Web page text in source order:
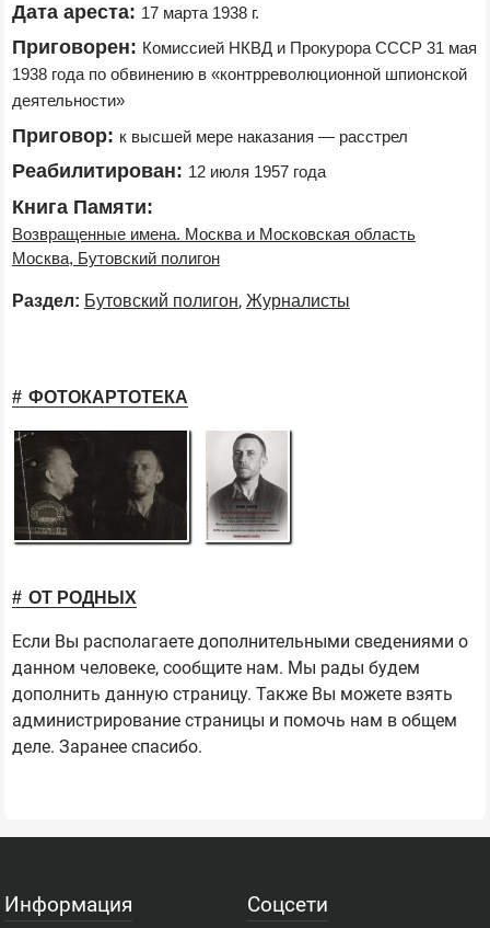
Дата ареста: 17 марта 1938 г.
Приговорен: Комиссией НКВД и Прокурора СССР 31 мая
1938 года по обвинению в «контрреволюционной шпионской
деятельности»
Приговор: к высшей мере наказания — расстрел
Реабилитирован: 12 июля 1957 года
Книга Памяти:
Возвращенные имена. Москва и Московская область
Москва, Бутовский полигон
Раздел: Бутовский полигон, Журналисты
ФОТОКАРТОТЕКА
ОТ РОДНЫХ
Если Вы располагаете дополнительными сведениями о
данном человеке, сообщите нам. Мы рады будем
дополнить данную страницу. Также Вы можете взять
администрирование страницы и помочь нам в общем
деле. Заранее спасибо.
Информация Соцсети